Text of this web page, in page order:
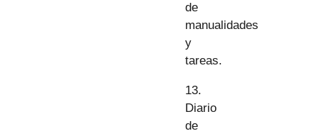
de
manualidades
y
tareas.
13.
Diario
de